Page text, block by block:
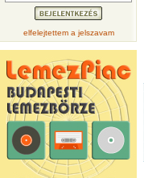
elfelejtettem a jelszavam